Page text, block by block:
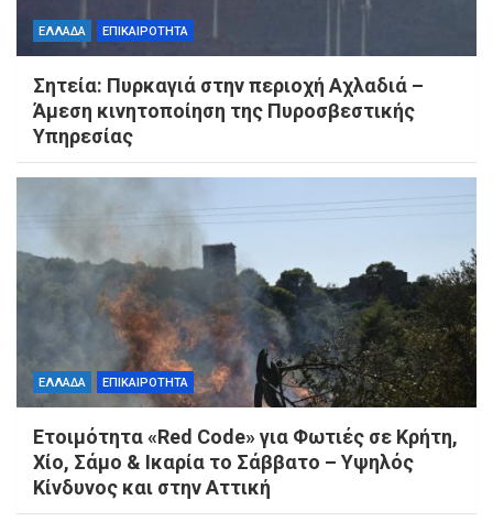
ΕΛΛΑΔΑ ΕΠΙΚΑΙΡΟΤΗΤΑ
Σητεία: Πυρκαγιά στην περιοχή Αχλαδιά –
Άμεση κινητοποίηση της Πυροσβεστικής
Υπηρεσίας
ΕΛΛΑΔΑ ΕΠΙΚΑΙΡΟΤΗΤΑ
Ετοιμότητα «Red Code» για Φωτιές σε Κρήτη,
Χίο, Σάμο & Ικαρία το Σάββατο – Υψηλός
Κίνδυνος και στην Αττική